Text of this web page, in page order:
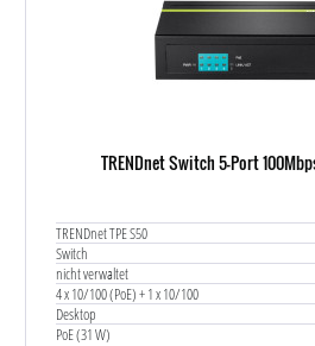
TRENDnet Switch 5-Port
TRENDnet TPE S50
Switch
nicht verwaltet
4 x 10/100 (PoE) + 1 x 10/100
Desktop
PoE (31 W)